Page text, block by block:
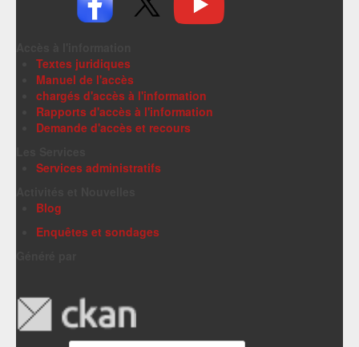
Textes juridiques
Manuel de l'accès
chargés d'accès à l'information
Rapports d'accès à l'information
Demande d'accès et recours
Services administratifs
Blog
Enquêtes et sondages